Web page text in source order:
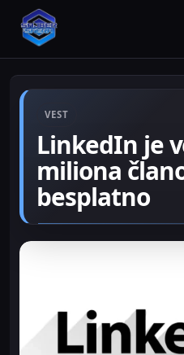
VEST
LinkedIn je
miliona
besplatno